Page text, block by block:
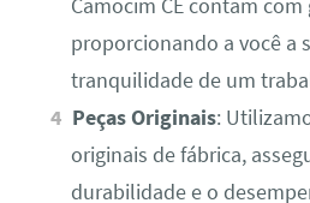
Camocim CE contam com
proporcionando a você a
tranquilidade de um
Peças Originais:
originais de fábrica,
durabilidade e o